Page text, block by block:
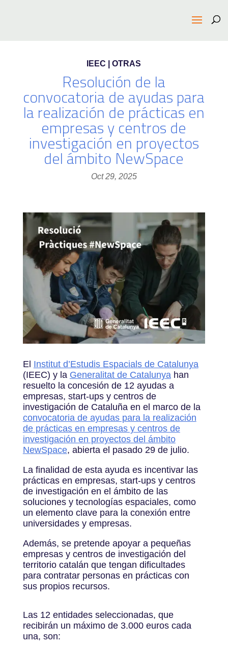
IEEC | OTRAS
Resolución de la
convocatoria de ayudas para
la realización de prácticas en
empresas y centros de
investigación en proyectos
del ámbito NewSpace
Oct 29, 2025
El Institut d’Estudis Espacials de Catalunya
(IEEC) y la Generalitat de Catalunya han
resuelto la concesión de 12 ayudas a
empresas, start-ups y centros de
investigación de Cataluña en el marco de la
convocatoria de ayudas para la realización
de prácticas en empresas y centros de
investigación en proyectos del ámbito
NewSpace, abierta el pasado 29 de julio.
La finalidad de esta ayuda es incentivar las
prácticas en empresas, start-ups y centros
de investigación en el ámbito de las
soluciones y tecnologías espaciales, como
un elemento clave para la conexión entre
universidades y empresas.
Además, se pretende apoyar a pequeñas
empresas y centros de investigación del
territorio catalán que tengan dificultades
para contratar personas en prácticas con
sus propios recursos.
Las 12 entidades seleccionadas, que
recibirán un máximo de 3.000 euros cada
una, son: